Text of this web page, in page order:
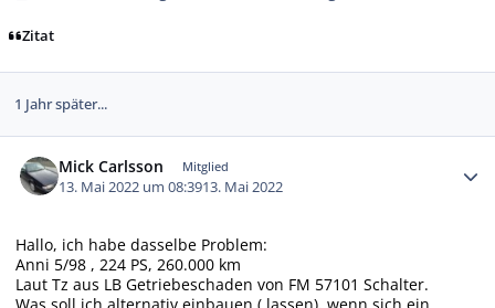
Zitat
1 Jahr später...
Mick Carlsson Mitglied
13. Mai 2022 um 08:3913. Mai 2022
Hallo, ich habe dasselbe Problem:
Anni 5/98 , 224 PS, 260.000 km
Laut Tz aus LB Getriebeschaden von FM 57101 Schalter.
Was soll ich alternativ einbauen ( lassen), wenn sich ein